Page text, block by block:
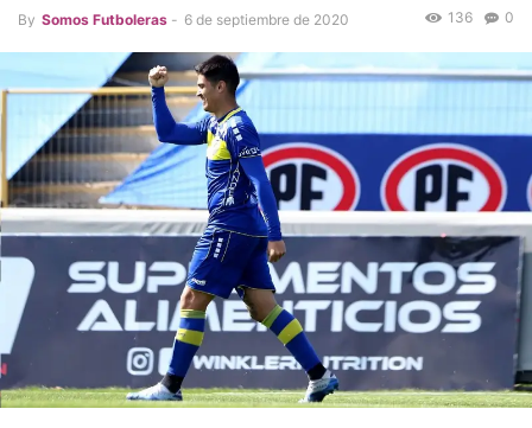
By Somos Futboleras - 6 de septiembre de 2020 0
136